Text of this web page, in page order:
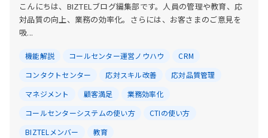
こんにちは、BIZTELブログ編集部です。人員の管理や教育、応
対品質の向上、業務の効率化。さらには、お客さまのご意見を
吸...
機能解説 コールセンター運営ノウハウ
CRM
コンタクトセンター
応対スキル改善
応対品質管理
マネジメント
顧客満足
業務効率化
コールセンターシステムの使い方
CTIの使い方
BIZTELメンバー
教育